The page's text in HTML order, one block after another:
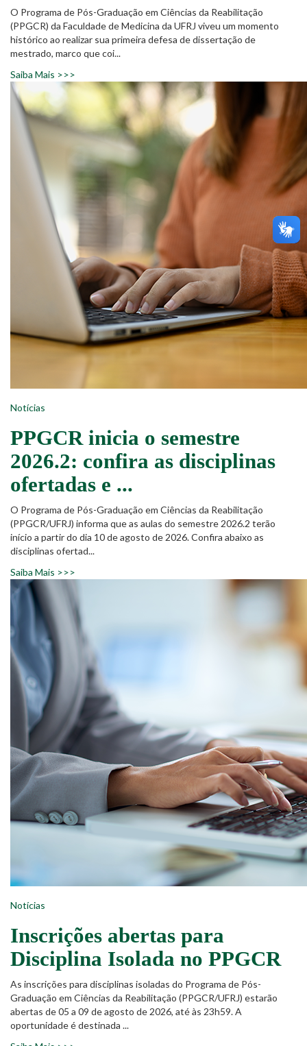
O Programa de Pós-Graduação em Ciências da Reabilitação
(PPGCR) da Faculdade de Medicina da UFRJ viveu um momento
histórico ao realizar sua primeira defesa de dissertação de
mestrado, marco que coi...
Saiba Mais >>>
Notícias
PPGCR inicia o semestre
2026.2: confira as disciplinas
ofertadas e ...
O Programa de Pós-Graduação em Ciências da Reabilitação
(PPGCR/UFRJ) informa que as aulas do semestre 2026.2 terão
início a partir do dia 10 de agosto de 2026. Confira abaixo as
disciplinas ofertad...
Saiba Mais >>>
Notícias
Inscrições abertas para
Disciplina Isolada no PPGCR
As inscrições para disciplinas isoladas do Programa de Pós-
Graduação em Ciências da Reabilitação (PPGCR/UFRJ) estarão
abertas de 05 a 09 de agosto de 2026, até às 23h59. A
oportunidade é destinada ...